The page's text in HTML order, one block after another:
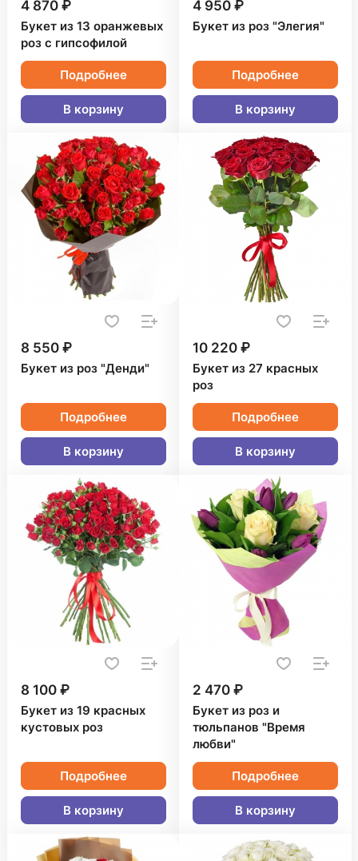
4 870 ₽
Букет из 13 оранжевых
роз с гипсофилой
Подробнее
В корзину
4 950 ₽
Букет из роз "Элегия"
Подробнее
В корзину
8 550 ₽
Букет из роз "Денди"
Подробнее
В корзину
10 220 ₽
Букет из 27 красных
роз
Подробнее
В корзину
8 100 ₽
Букет из 19 красных
кустовых роз
Подробнее
В корзину
2 470 ₽
Букет из роз и
тюльпанов "Время
любви"
Подробнее
В корзину